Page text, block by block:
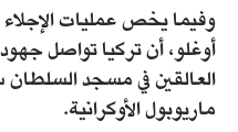
وفيما يخص عمليات
أوغلو، أن تركيا تواصل
العالقين في مسجد السلطان
ماريوبول الأوكرانية.